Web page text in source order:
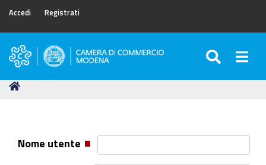
Accedi Registrati
Camera
Commercio
Tu
Nome utente